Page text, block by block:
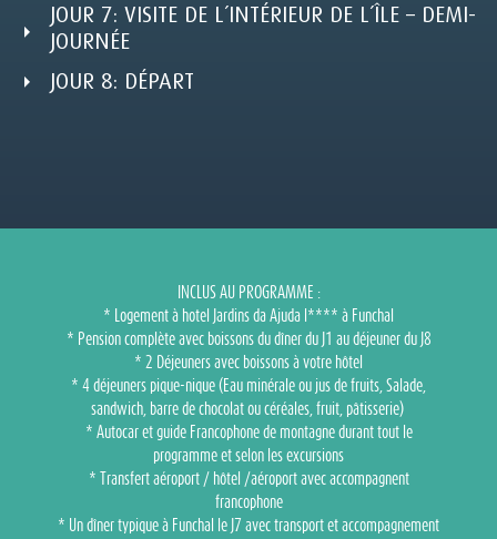
JOUR 7: VISITE DE L´INTÉRIEUR DE L´ÎLE – DEMI-
JOURNÉE
JOUR 8: DÉPART
INCLUS AU PROGRAMME :
* Logement à hotel Jardins da Ajuda l**** à Funchal
* Pension complète avec boissons du dîner du J1 au déjeuner du J8
* 2 Déjeuners avec boissons à votre hôtel
* 4 déjeuners pique-nique (Eau minérale ou jus de fruits, Salade,
sandwich, barre de chocolat ou céréales, fruit, pâtisserie)
* Autocar et guide Francophone de montagne durant tout le
programme et selon les excursions
* Transfert aéroport / hôtel /aéroport avec accompagnent
francophone
* Un dîner typique à Funchal le J7 avec transport et accompagnement